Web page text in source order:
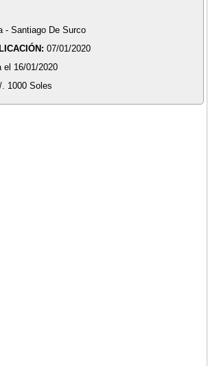
- Santiago De Surco
07/01/2020
el 16/01/2020
. 1000 Soles